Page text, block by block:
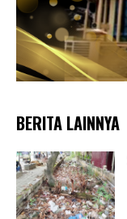
BERITA LAINNYA